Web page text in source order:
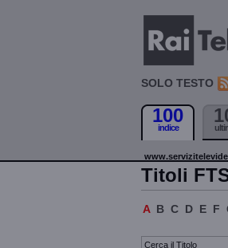
SOLO TESTO
100
indice
Titoli
A B C D E F